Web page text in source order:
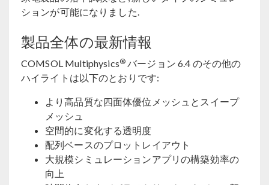
ションが可能になりました.
製品全体の最新情報
COMSOL Multiphysics® バージョン 6.4 のその他の
ハイライトは以下のとおりです:
より高品質な四面体優位メッシュとスイープ
メッシュ
空間的に変化する透明度
配列ベースのプロットレイアウト
大規模シミュレーションアプリの構築効率の
向上